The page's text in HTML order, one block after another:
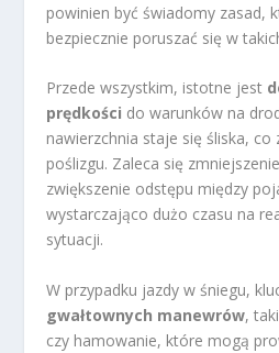
powinien być świadomy zasad,
bezpiecznie poruszać się w
Przede wszystkim, istotne jest
prędkości do warunków na
nawierzchnia staje się śliska, co
poślizgu. Zaleca się
zwiększenie odstępu między
wystarczająco dużo czasu na
sytuacji.
W przypadku jazdy w śniegu,
gwałtownych manewrów,
czy hamowanie, które mogą